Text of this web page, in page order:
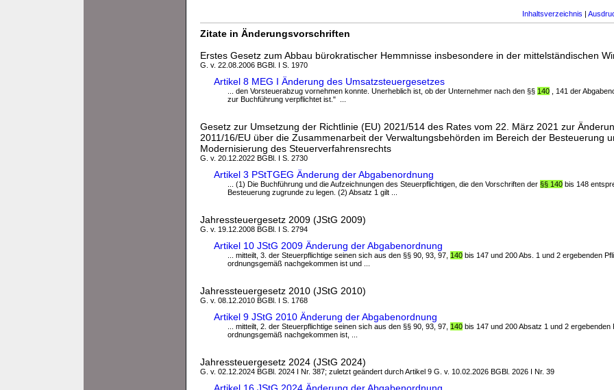
Inhaltsverzeichnis |
Zitate in Änderungsvorschriften
Erstes Gesetz zum Abbau bürokratischer Hemmnisse insbesondere in der mittelständischen
G. v. 22.08.2006 BGBl. I S. 1970
Artikel 8 MEG I Änderung des Umsatzsteuergesetzes
... den Vorsteuerabzug vornehmen konnte. Unerheblich ist, ob der Unternehmer nach den §§ 140 , 141 der
zur Buchführung verpflichtet ist." ...
Gesetz zur Umsetzung der Richtlinie (EU) 2021/514 des Rates vom 22. März 2021 zur
2011/16/EU über die Zusammenarbeit der Verwaltungsbehörden im Bereich der Besteuerung
Modernisierung des Steuerverfahrensrechts
G. v. 20.12.2022 BGBl. I S. 2730
Artikel 3 PStTGEG Änderung der Abgabenordnung
... (1) Die Buchführung und die Aufzeichnungen des Steuerpflichtigen, die den Vorschriften der §§ 140 bis 148
Besteuerung zugrunde zu legen. (2) Absatz 1 gilt ...
Jahressteuergesetz 2009 (JStG 2009)
G. v. 19.12.2008 BGBl. I S. 2794
Artikel 10 JStG 2009 Änderung der Abgabenordnung
... mitteilt, 3. der Steuerpflichtige seinen sich aus den §§ 90, 93, 97, 140 bis 147 und 200 Abs. 1 und 2 ergebenden
ordnungsgemäß nachgekommen ist und ...
Jahressteuergesetz 2010 (JStG 2010)
G. v. 08.12.2010 BGBl. I S. 1768
Artikel 9 JStG 2010 Änderung der Abgabenordnung
... mitteilt, 2. der Steuerpflichtige seinen sich aus den §§ 90, 93, 97, 140 bis 147 und 200 Absatz 1 und 2 ergebenden
ordnungsgemäß nachgekommen ist, ...
Jahressteuergesetz 2024 (JStG 2024)
G. v. 02.12.2024 BGBl. 2024 I Nr. 387; zuletzt geändert durch Artikel 9 G. v. 10.02.2026 BGBl. 2026 I Nr. 39